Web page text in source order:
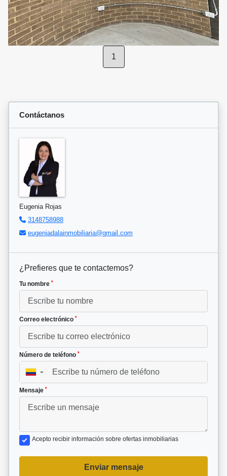
1
Contáctanos
Eugenia Rojas
3148758988
eugeniadalainmobiliaria@gmail.com
¿Prefieres que te contactemos?
Tu nombre *
Correo electrónico *
Número de teléfono *
▼
Mensaje *
Acepto recibir información sobre ofertas inmobiliarias
Enviar mensaje